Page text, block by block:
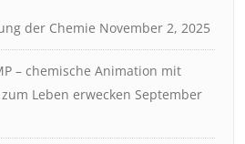
der Chemie November 2, 2025
– chemische Animation mit
Leben erwecken September